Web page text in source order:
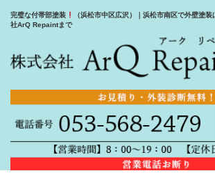
完璧な付帯部塗装
（浜松市中区広沢）｜浜松市南区で外壁塗装
社ArQ Repaintまで